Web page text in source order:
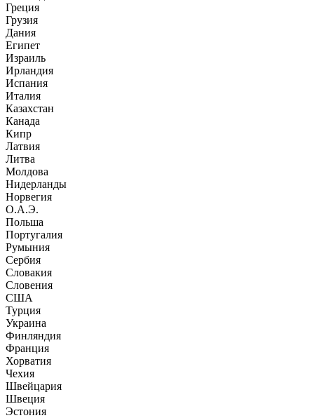
Греция
Грузия
Дания
Египет
Израиль
Ирландия
Испания
Италия
Казахстан
Канада
Кипр
Латвия
Литва
Молдова
Нидерланды
Норвегия
О.А.Э.
Польша
Португалия
Румыния
Сербия
Словакия
Словения
США
Турция
Украина
Финляндия
Франция
Хорватия
Чехия
Швейцария
Швеция
Эстония